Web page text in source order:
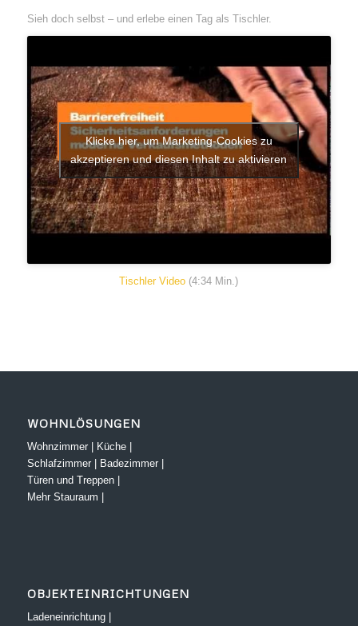
Sieh doch selbst – und erlebe einen Tag als Tischler.
Klicke hier, um Marketing-Cookies zu
akzeptieren und diesen Inhalt zu aktivieren
Tischler Video (4:34 Min.)
WOHNLÖSUNGEN
Wohnzimmer | Küche |
Schlafzimmer | Badezimmer |
Türen und Treppen |
Mehr Stauraum |
OBJEKTEINRICHTUNGEN
Ladeneinrichtung